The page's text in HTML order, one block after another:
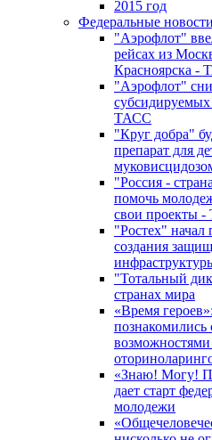
2015 год
Федеральные новости
"Аэрофлот"
рейсах из
Красноярска -
"Аэрофлот"
ТАСС
"Круг добра"
препарат для
"Россия -
помочь
свои проекты
"Ростех" начал
создания
"Тотальный
странах мира
«Время
«Знаю! Могу!
дает старт
молодежи